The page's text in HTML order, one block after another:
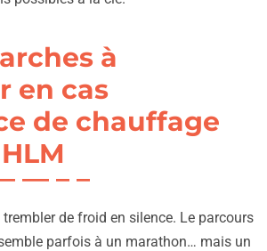
à
en cas
de chauffage
de froid en silence. Le parcours
parfois à un marathon… mais un